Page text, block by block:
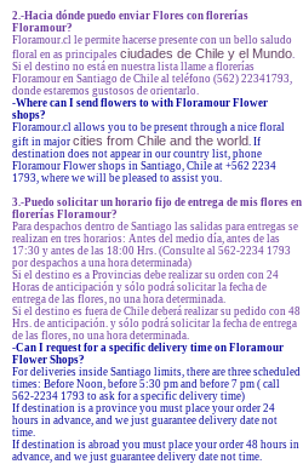
2.-Hacia dónde puedo enviar Flores con florerías
Floramour?
Floramour.cl le permite hacerse presente con un bello saludo
floral en as principales ciudades de Chile y el Mundo.
Si el destino no está en nuestra lista llame a florerías
Floramour en Santiago de Chile al teléfono (562) 22341793,
donde estaremos gustosos de orientarlo.
-Where can I send flowers to with Floramour Flower
shops?
Floramour.cl allows you to be present through a nice floral
gift in major cities from Chile and the world. If
destination does not appear in our country list, phone
Floramour Flower shops in Santiago, Chile at +562 2234
1793, where we will be pleased to assist you.
3.-Puedo solicitar un horario fijo de entrega de mis flores en
florerías Floramour?
Para despachos dentro de Santiago las salidas para entregas se
realizan en tres horarios: Antes del medio día, antes de las
17:30 y antes de las 18:00 Hrs. (Consulte al 562-2234 1793
por despachos a una hora determinada)
Si el destino es a Provincias debe realizar su orden con 24
Horas de anticipación y sólo podrá solicitar la fecha de
entrega de las flores, no una hora determinada.
Si el destino es fuera de Chile deberá realizar su pedido con 48
Hrs. de anticipación. y sólo podrá solicitar la fecha de entrega
de las flores, no una hora determinada.
-Can I request for a specific delivery time on Floramour
Flower Shops?
For deliveries inside Santiago limits, there are three scheduled
times: Before Noon, before 5:30 pm and before 7 pm ( call
562-2234 1793 to ask for a specific delivery time)
If destination is a province you must place your order 24
hours in advance, and we just guarantee delivery date not
time.
If destination is abroad you must place your order 48 hours in
advance, and we just guarantee delivery date not time.